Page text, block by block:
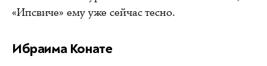
«Ипсвиче» ему уже сейчас тесно.
Ибраима Конате